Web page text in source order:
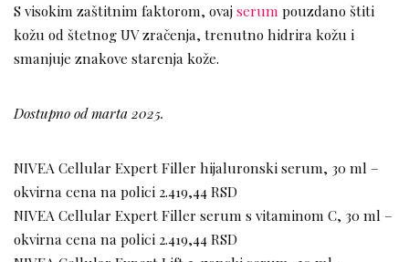
S visokim zaštitnim faktorom, ovajserum pouzdano štiti
kožu od štetnog UV zračenja, trenutno hidrira kožu i
smanjuje znakove starenja kože.
Dostupno od marta 2025.
NIVEA Cellular Expert Filler hijaluronski serum, 30 ml –
okvirna cena na polici 2.419,44 RSD
NIVEA Cellular Expert Filler serum s vitaminom C, 30 ml –
okvirna cena na polici 2.419,44 RSD